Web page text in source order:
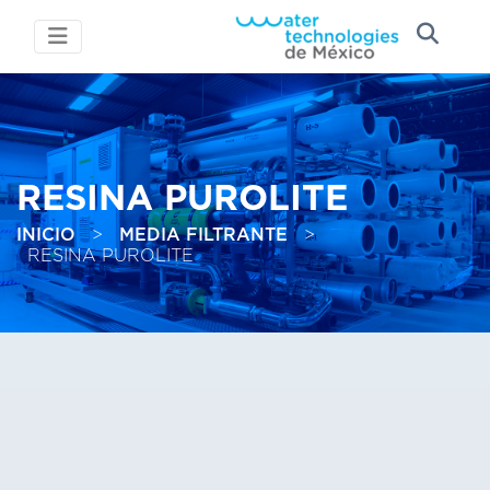
RESINA PUROLITE
INICIO > MEDIA FILTRANTE
>
RESINA PUROLITE